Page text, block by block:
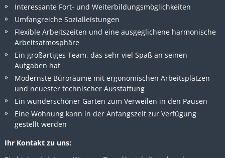
Interessante Fort- und Weiterbildungsmöglichkeiten
Umfangreiche Sozialleistungen
Flexible Arbeitszeiten und eine ausgeglichene harmonische
Arbeitsatmosphäre
Ein großartiges Team, das sehr viel Spaß an seinen
Aufgaben hat
Modernste Büroräume mit ergonomischen Arbeitsplätzen
und neuester technischer Ausstattung
Ein wunderschöner Garten zum Verweilen in den Pausen
Eine Wohnung kann in der Anfangszeit zur Verfügung
gestellt werden
Ihr Kontakt zu uns: